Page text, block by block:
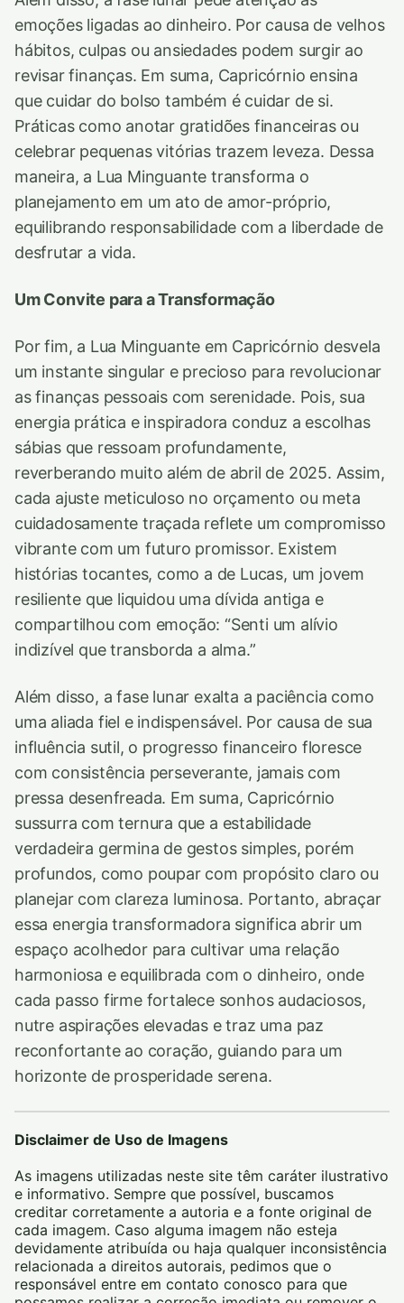
emoções ligadas ao dinheiro. Por causa de velhos
hábitos, culpas ou ansiedades podem surgir ao
revisar finanças. Em suma, Capricórnio ensina
que cuidar do bolso também é cuidar de si.
Práticas como anotar gratidões financeiras ou
celebrar pequenas vitórias trazem leveza. Dessa
maneira, a Lua Minguante transforma o
planejamento em um ato de amor-próprio,
equilibrando responsabilidade com a liberdade de
desfrutar a vida.
Um Convite para a Transformação
Por fim, a Lua Minguante em Capricórnio desvela
um instante singular e precioso para revolucionar
as finanças pessoais com serenidade. Pois, sua
energia prática e inspiradora conduz a escolhas
sábias que ressoam profundamente,
reverberando muito além de abril de 2025. Assim,
cada ajuste meticuloso no orçamento ou meta
cuidadosamente traçada reflete um compromisso
vibrante com um futuro promissor. Existem
histórias tocantes, como a de Lucas, um jovem
resiliente que liquidou uma dívida antiga e
compartilhou com emoção: “Senti um alívio
indizível que transborda a alma.”
Além disso, a fase lunar exalta a paciência como
uma aliada fiel e indispensável. Por causa de sua
influência sutil, o progresso financeiro floresce
com consistência perseverante, jamais com
pressa desenfreada. Em suma, Capricórnio
sussurra com ternura que a estabilidade
verdadeira germina de gestos simples, porém
profundos, como poupar com propósito claro ou
planejar com clareza luminosa. Portanto, abraçar
essa energia transformadora significa abrir um
espaço acolhedor para cultivar uma relação
harmoniosa e equilibrada com o dinheiro, onde
cada passo firme fortalece sonhos audaciosos,
nutre aspirações elevadas e traz uma paz
reconfortante ao coração, guiando para um
horizonte de prosperidade serena.
Disclaimer de Uso de Imagens
As imagens utilizadas neste site têm caráter ilustrativo
e informativo. Sempre que possível, buscamos
creditar corretamente a autoria e a fonte original de
cada imagem. Caso alguma imagem não esteja
devidamente atribuída ou haja qualquer inconsistência
relacionada a direitos autorais, pedimos que o
responsável entre em contato conosco para que